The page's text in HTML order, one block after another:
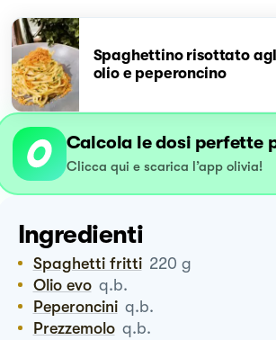
Spaghettino risottato
olio e peperoncino
Calcola le dosi perfette
Clicca qui e scarica l’app olivia!
Ingredienti
Spaghetti fritti 220 g
Olio evo q.b.
Peperoncini q.b.
Prezzemolo q.b.